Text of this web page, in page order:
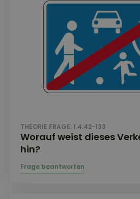
THEORIE FRAGE: 1.4.42-133
Worauf weist dieses
hin?